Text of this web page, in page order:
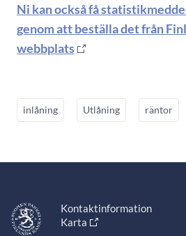
Ni kan också få
genom att beställa det från
webbplats
inlåning Utlåning räntor
Kontaktinformation
Karta